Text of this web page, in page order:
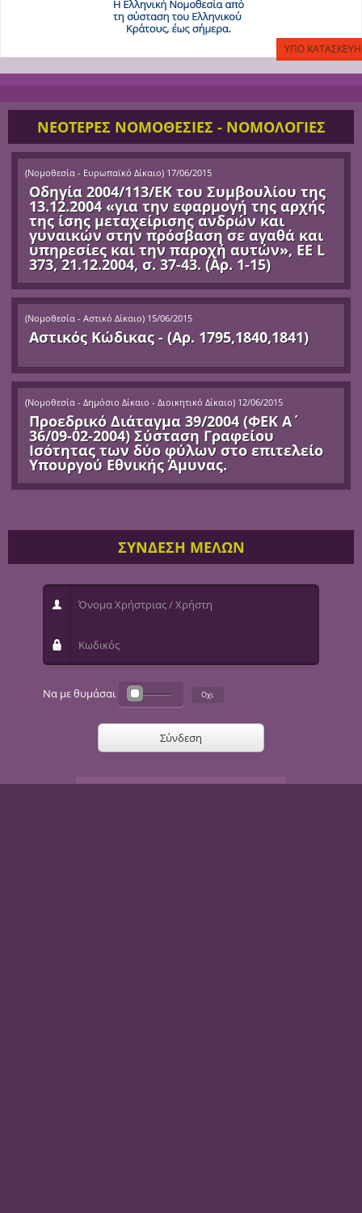
ΝΕΟΤΕΡΕΣ ΝΟΜΟΘΕΣΙΕΣ - ΝΟΜΟΛΟΓΙΕΣ
(Νομοθεσία - Ευρωπαϊκό Δίκαιο) 17/06/2015
Οδηγία 2004/113/ΕΚ του Συμβουλίου της
13.12.2004 «για την εφαρμογή της αρχής
της ίσης μεταχείρισης ανδρών και
γυναικών στην πρόσβαση σε αγαθά και
υπηρεσίες και την παροχή αυτών», ΕΕ L
373, 21.12.2004, σ. 37-43. (Αρ. 1-15)
(Νομοθεσία - Αστικό Δίκαιο) 15/06/2015
Αστικός Κώδικας - (Αρ. 1795,1840,1841)
(Νομοθεσία - Δημόσιο Δίκαιο - Διοικητικό Δίκαιο) 12/06/2015
Προεδρικό Διάταγμα 39/2004 (ΦΕΚ Α΄
36/09-02-2004) Σύσταση Γραφείου
Ισότητας των δύο φύλων στο επιτελείο
Υπουργού Εθνικής Άμυνας.
ΣΥΝΔΕΣΗ ΜΕΛΩΝ
Όνομα Χρήστριας / Χρήστη
Κωδικός
Να με θυμάσαι
Σύνδεση